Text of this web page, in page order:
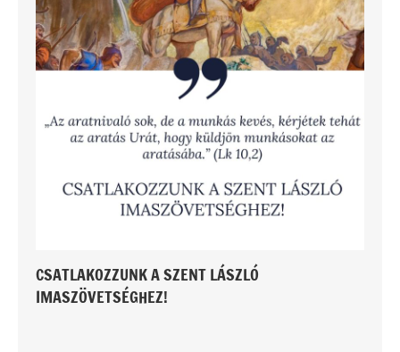
CSATLAKOZZUNK A SZENT LÁSZLÓ
IMASZÖVETSÉGHEZ!